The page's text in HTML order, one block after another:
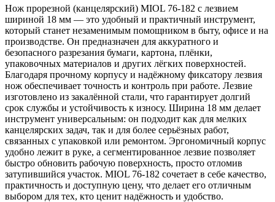
Нож прорезной (канцелярский) MIOL 76‑182 с лезвием
шириной 18 мм — это удобный и практичный инструмент,
который станет незаменимым помощником в быту, офисе и на
производстве. Он предназначен для аккуратного и
безопасного разрезания бумаги, картона, плёнки,
упаковочных материалов и других лёгких поверхностей.
Благодаря прочному корпусу и надёжному фиксатору лезвия
нож обеспечивает точность и контроль при работе. Лезвие
изготовлено из закалённой стали, что гарантирует долгий
срок службы и устойчивость к износу. Ширина 18 мм делает
инструмент универсальным: он подходит как для мелких
канцелярских задач, так и для более серьёзных работ,
связанных с упаковкой или ремонтом. Эргономичный корпус
удобно лежит в руке, а сегментированное лезвие позволяет
быстро обновить рабочую поверхность, просто отломив
затупившийся участок. MIOL 76‑182 сочетает в себе качество,
практичность и доступную цену, что делает его отличным
выбором для тех, кто ценит надёжность и удобство.